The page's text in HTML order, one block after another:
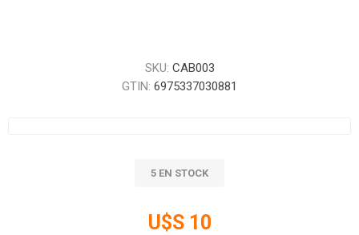
SKU: CAB003
GTIN: 6975337030881
5 EN STOCK
U$S 10